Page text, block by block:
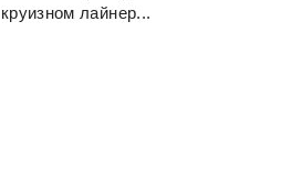
круизном лайнер...